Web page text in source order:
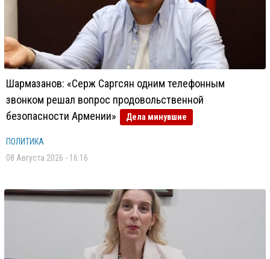
Шармазанов: «Серж Саргсян одним телефонным
звонком решал вопрос продовольственной
безопасности Армении»
Дела минувшие
ПОЛИТИКА
08 Августа 2026 - 16:16